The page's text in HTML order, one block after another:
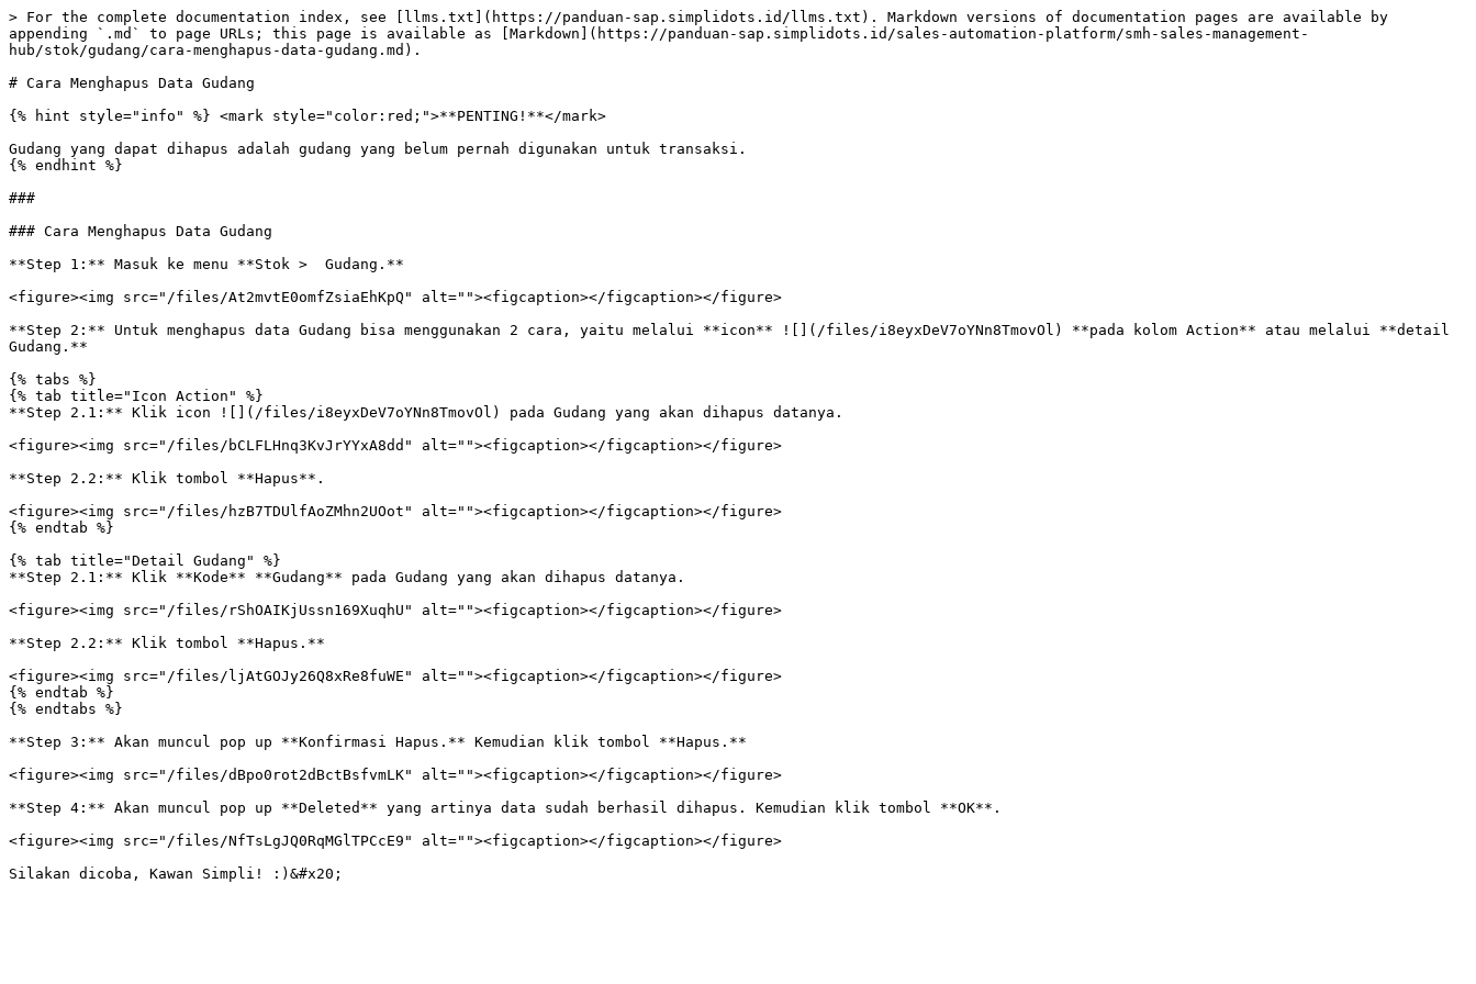
> For the complete documentation index, see [llms.txt](https://panduan-sap.simplidots.id/llms.txt). Markdown versions of documentation pages are available by
appending `.md` to page URLs; this page is available as [Markdown](https://panduan-sap.simplidots.id/sales-automation-platform/smh-sales-management-
hub/stok/gudang/cara-menghapus-data-gudang.md).
# Cara Menghapus Data Gudang
{% hint style="info" %} <mark style="color:red;">**PENTING!**</mark>
Gudang yang dapat dihapus adalah gudang yang belum pernah digunakan untuk transaksi.
{% endhint %}
###
### Cara Menghapus Data Gudang
**Step 1:** Masuk ke menu **Stok >  Gudang.**
<figure><img src="/files/At2mvtE0omfZsiaEhKpQ" alt=""><figcaption></figcaption></figure>
**Step 2:** Untuk menghapus data Gudang bisa menggunakan 2 cara, yaitu melalui **icon** ![](/files/i8eyxDeV7oYNn8TmovOl) **pada kolom Action** atau melalui **detail
Gudang.**
{% tabs %}
{% tab title="Icon Action" %}
**Step 2.1:** Klik icon ![](/files/i8eyxDeV7oYNn8TmovOl) pada Gudang yang akan dihapus datanya.
<figure><img src="/files/bCLFLHnq3KvJrYYxA8dd" alt=""><figcaption></figcaption></figure>
**Step 2.2:** Klik tombol **Hapus**.
<figure><img src="/files/hzB7TDUlfAoZMhn2UOot" alt=""><figcaption></figcaption></figure>
{% endtab %}
{% tab title="Detail Gudang" %}
**Step 2.1:** Klik **Kode** **Gudang** pada Gudang yang akan dihapus datanya.
<figure><img src="/files/rShOAIKjUssn169XuqhU" alt=""><figcaption></figcaption></figure>
**Step 2.2:** Klik tombol **Hapus.**
<figure><img src="/files/ljAtGOJy26Q8xRe8fuWE" alt=""><figcaption></figcaption></figure>
{% endtab %}
{% endtabs %}
**Step 3:** Akan muncul pop up **Konfirmasi Hapus.** Kemudian klik tombol **Hapus.**
<figure><img src="/files/dBpo0rot2dBctBsfvmLK" alt=""><figcaption></figcaption></figure>
**Step 4:** Akan muncul pop up **Deleted** yang artinya data sudah berhasil dihapus. Kemudian klik tombol **OK**.
<figure><img src="/files/NfTsLgJQ0RqMGlTPCcE9" alt=""><figcaption></figcaption></figure>